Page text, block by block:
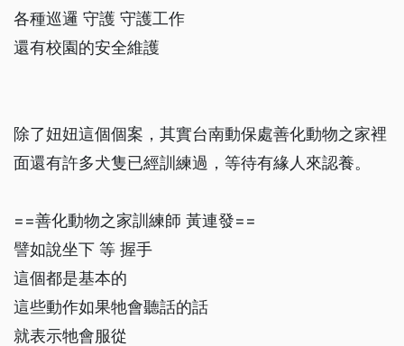
各種巡邏 守護 守護工作
還有校園的安全維護
除了妞妞這個個案，其實台南動保處善化動物之家裡
面還有許多犬隻已經訓練過，等待有緣人來認養。
==善化動物之家訓練師 黃連發==
譬如說坐下 等 握手
這個都是基本的
這些動作如果牠會聽話的話
就表示牠會服從